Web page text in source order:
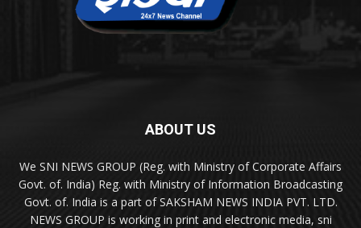
ABOUT US
We SNI NEWS GROUP (Reg. with Ministry of Corporate Affairs
Govt. of. India) Reg. with Ministry of Information Broadcasting
Govt. of. India is a part of SAKSHAM NEWS INDIA PVT. LTD.
NEWS GROUP is working in print and electronic media, sni